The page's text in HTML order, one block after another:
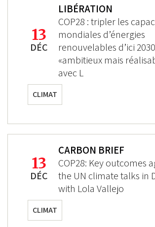
13
DÉC
LIBÉRATION
COP28 : tripler les
mondiales d’énergies
renouvelables d’ici
«ambitieux mais
avec L
CLIMAT
13
DÉC
CARBON BRIEF
COP28: Key outcomes
the UN climate talks in
with Lola Vallejo
CLIMAT